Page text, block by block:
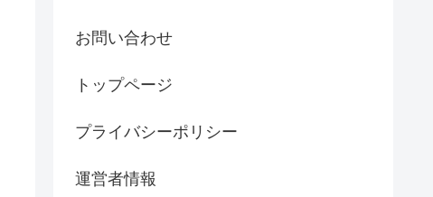
お問い合わせ
トップページ
プライバシーポリシー
運営者情報